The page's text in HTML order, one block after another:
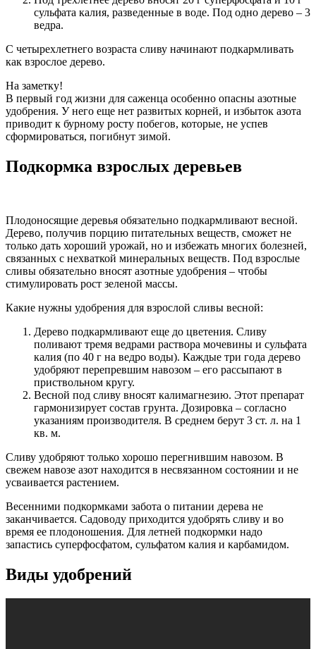
сульфата калия, разведенные в воде. Под одно дерево – 3
ведра.
С четырехлетнего возраста сливу начинают подкармливать
как взрослое дерево.
На заметку!
В первый год жизни для саженца особенно опасны азотные
удобрения. У него еще нет развитых корней, и избыток азота
приводит к бурному росту побегов, которые, не успев
сформироваться, погибнут зимой.
Подкормка взрослых деревьев
Плодоносящие деревья обязательно подкармливают весной.
Дерево, получив порцию питательных веществ, сможет не
только дать хороший урожай, но и избежать многих болезней,
связанных с нехваткой минеральных веществ. Под взрослые
сливы обязательно вносят азотные удобрения – чтобы
стимулировать рост зеленой массы.
Какие нужны удобрения для взрослой сливы весной:
Дерево подкармливают еще до цветения. Сливу
поливают тремя ведрами раствора мочевины и сульфата
калия (по 40 г на ведро воды). Каждые три года дерево
удобряют перепревшим навозом – его рассыпают в
приствольном кругу.
Весной под сливу вносят калимагнезию. Этот препарат
гармонизирует состав грунта. Дозировка – согласно
указаниям производителя. В среднем берут 3 ст. л. на 1
кв. м.
Сливу удобряют только хорошо перегнившим навозом. В
свежем навозе азот находится в несвязанном состоянии и не
усваивается растением.
Весенними подкормками забота о питании дерева не
заканчивается. Садоводу приходится удобрять сливу и во
время ее плодоношения. Для летней подкормки надо
запастись суперфосфатом, сульфатом калия и карбамидом.
Виды удобрений